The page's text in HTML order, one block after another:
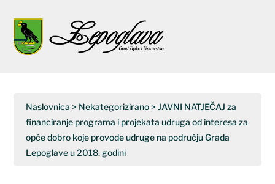
Ova
web
stranica
Open
Close
Naslovnica > Nekategorizirano >JAVNI NATJEČAJ za
financiranje programa i projekata udruga od interesa za
opće dobro koje provode udruge na području Grada
Lepoglave u 2018. godini